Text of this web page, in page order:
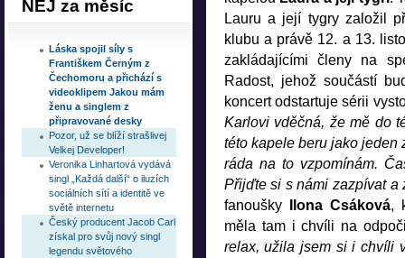
Lauru a její tygry založil
klubu a právě 12. a 13.
zakládajícími členy na
Radost, jehož součástí
koncert odstartuje sérii
Karlovi vděčná, že mě do
této kapele beru jako jeden
ráda na to vzpomínám.
Přijďte si s námi zazpívat a
fanoušky
Ilona Csáková,
měla tam i chvíli na
relax, užila jsem si i chvíli
NEJ za měsíc
Láska spojil síly s
Františkem Černým z
Čechomoru a přichází s
videoklipem Jakou mám
ženu a singlem z
připravované desky
Pozor, už se blíží strašlivej
Velkej Developer!
Veronika Linhartová vydává
singl „Každá další“ o iluzích
sociálních sítí a identitě ve
světě internetu
Český producent Jacob Carl
získal pro svůj nový singl
legendu světového